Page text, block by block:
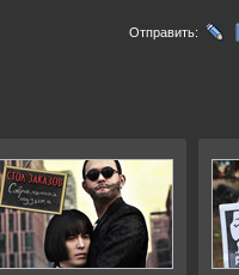
Отправить: